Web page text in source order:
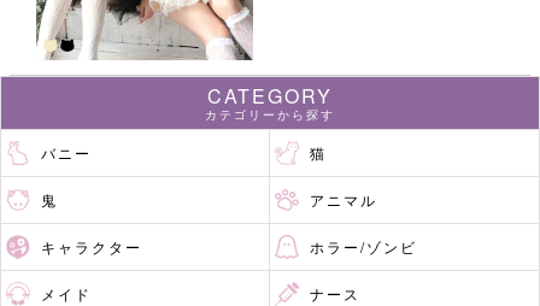
CATEGORY
カテゴリーから探す
バニー 猫
鬼 アニマル
キャラクター ホラー/ゾンビ
メイド ナース